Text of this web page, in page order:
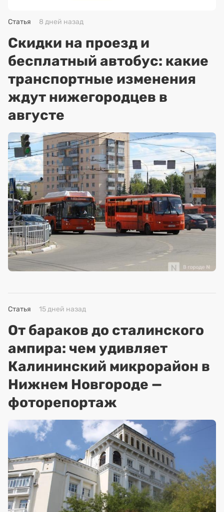
Статья 8 дней назад
Скидки на проезд и
бесплатный автобус: какие
транспортные изменения
ждут нижегородцев в
августе
Статья 15 дней назад
От бараков до сталинского
ампира: чем удивляет
Калининский микрорайон в
Нижнем Новгороде —
фоторепортаж